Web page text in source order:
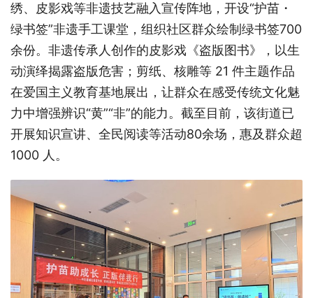
绣、皮影戏等非遗技艺融入宣传阵地，开设“护苗・
绿书签”非遗手工课堂，组织社区群众绘制绿书签700
余份。非遗传承人创作的皮影戏《盗版图书》，以生
动演绎揭露盗版危害；剪纸、核雕等 21 件主题作品
在爱国主义教育基地展出，让群众在感受传统文化魅
力中增强辨识“黄”“非”的能力。截至目前，该街道已
开展知识宣讲、全民阅读等活动80余场，惠及群众超
1000 人。